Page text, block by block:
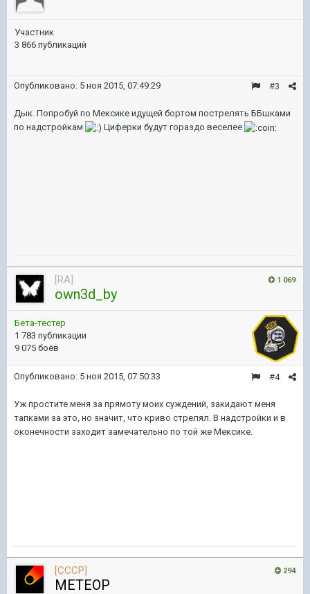
Участник
3 866 публикаций
#3
Опубликовано: 5 ноя 2015, 07:49:29
Дык. Попробуй по Мексике идущей бортом пострелять ББшками
по надстройкам
Циферки будут гораздо веселее
1 069
[RA]
own3d_by
Бета-тестер
1 783 публикации
9 075 боёв
#4
Опубликовано: 5 ноя 2015, 07:50:33
Уж простите меня за прямоту моих суждений, закидают меня
тапками за это, но значит, что криво стрелял. В надстройки и в
оконечности заходит замечательно по той же Мексике.
294
[CCCP]
METEOP